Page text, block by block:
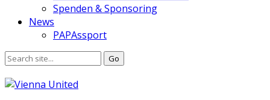
Spenden & Sponsoring
News
PAPAssport